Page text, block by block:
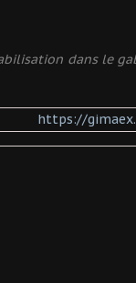
dans le
https://